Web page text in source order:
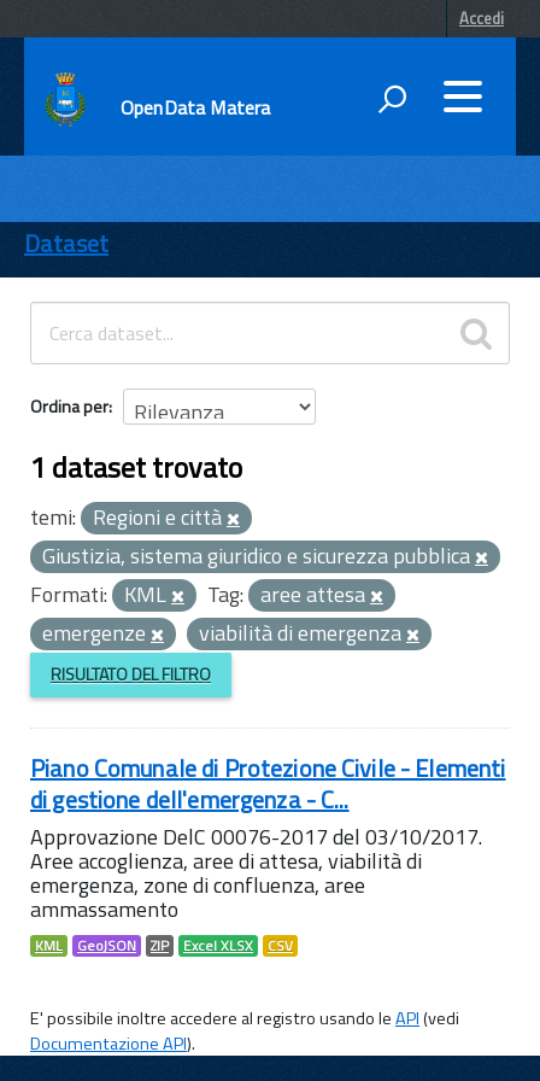
Accedi
OpenData Matera
ENTI
TEMI
INFORMAZIONI
Dataset
Ordina per
1 dataset trovato
temi: Regioni e città
Giustizia, sistema giuridico e sicurezza pubblica
Formati: KML Tag: aree attesa
emergenze
viabilità di emergenza
RISULTATO DEL FILTRO
Piano Comunale di Protezione Civile - Elementi
di gestione dell'emergenza - C...
Approvazione DelC 00076-2017 del 03/10/2017.
Aree accoglienza, aree di attesa, viabilità di
emergenza, zone di confluenza, aree
ammassamento
KML GeoJSON ZIP Excel XLSX CSV
E' possibile inoltre accedere al registro usando leAPI(vedi
Documentazione API).